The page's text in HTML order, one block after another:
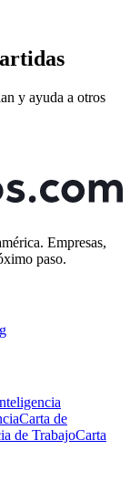
y ayuda a otros
Empresas,
paso.
Carta de
de TrabajoCarta